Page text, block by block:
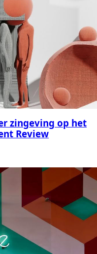
zingeving op het
Review